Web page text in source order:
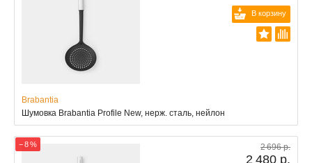
В корзину
Brabantia
Шумовка Brabantia Profile New, нерж. сталь, нейлон
− 8 % 2 696 р.
2 480 р.